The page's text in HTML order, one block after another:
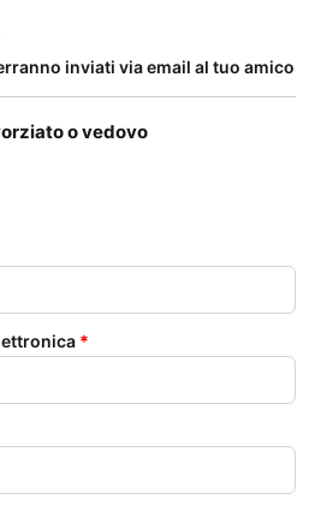
inviati via email al tuo amico
o vedovo
*